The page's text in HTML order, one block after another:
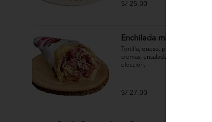
S/ 25.00
Enchilada mixta
Tortilla, queso, pollo deshilachado,
cremas, ensaladas, papas al hilo a
elección.
S/ 27.00